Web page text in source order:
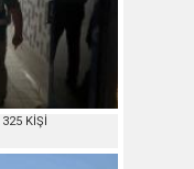
KİŞİ